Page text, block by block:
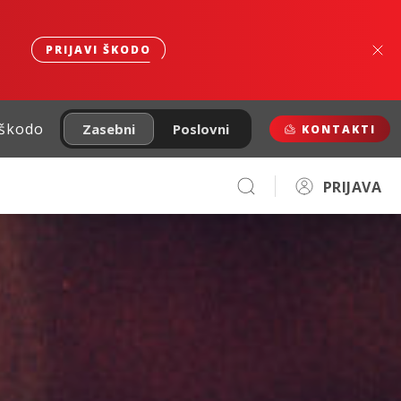
PRIJAVI ŠKODO
Zasebni Poslovni KONTAKTI
PRIJAVA